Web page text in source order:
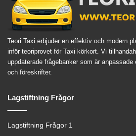
Teori Taxi erbjuder en effektiv och modern
inför teoriprovet för Taxi körkort. Vi
uppdaterade frågebanker som är
och föreskrifter.
Lagstiftning Frågor
Lagstiftning Frågor 1